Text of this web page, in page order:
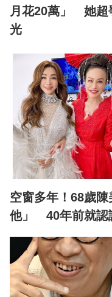
月花20萬」 她超
光
空窗多年！68歲
他」 40年前就認